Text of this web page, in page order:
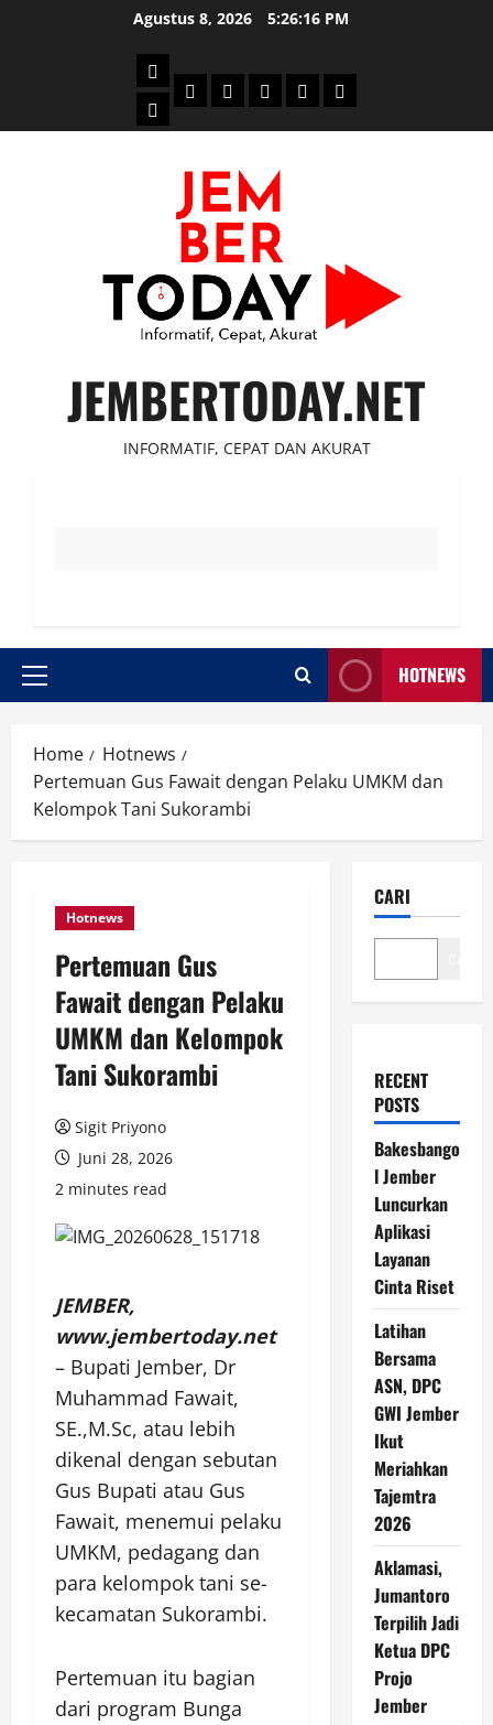
Agustus 8, 2026 5:26:17 PM
Beranda
News
PolitikOtomotifEkonomiSosialtentang
JEMBERTODAY.NET
INFORMATIF, CEPAT DAN AKURAT
Primary
HOTNEWS
Home
Hotnews
Pertemuan Gus Fawait dengan Pelaku UMKM dan
Kelompok Tani Sukorambi
Hotnews
Pertemuan Gus
Fawait dengan Pelaku
UMKM dan Kelompok
Tani Sukorambi
Sigit Priyono
Juni 28, 2026
2 minutes read
JEMBER,
www.jembertoday.net
– Bupati Jember, Dr
Muhammad Fawait,
SE.,M.Sc, atau lebih
dikenal dengan sebutan
Gus Bupati atau Gus
Fawait, menemui pelaku
UMKM, pedagang dan
para kelompok tani se-
kecamatan Sukorambi.
Pertemuan itu bagian
dari program Bunga
CARI
RECENT
POSTS
Bakesbango
l Jember
Luncurkan
Aplikasi
Layanan
Cinta Riset
Latihan
Bersama
ASN, DPC
GWI Jember
Ikut
Meriahkan
Tajemtra
2026
Aklamasi,
Jumantoro
Terpilih Jadi
Ketua DPC
Projo
Jember